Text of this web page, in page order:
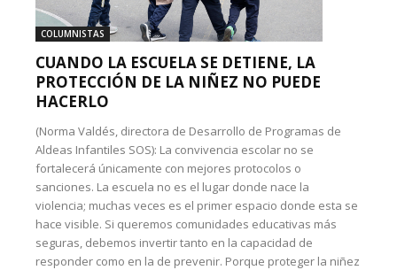
COLUMNISTAS
CUANDO LA ESCUELA SE DETIENE, LA
PROTECCIÓN DE LA NIÑEZ NO PUEDE
HACERLO
(Norma Valdés, directora de Desarrollo de Programas de
Aldeas Infantiles SOS): La convivencia escolar no se
fortalecerá únicamente con mejores protocolos o
sanciones. La escuela no es el lugar donde nace la
violencia; muchas veces es el primer espacio donde esta se
hace visible. Si queremos comunidades educativas más
seguras, debemos invertir tanto en la capacidad de
responder como en la de prevenir. Porque proteger la niñez